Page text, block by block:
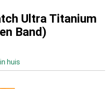
Ultra Titanium
Band)
huis